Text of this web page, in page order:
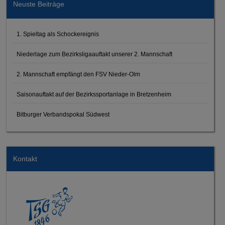
Neuste Beiträge
1. Spieltag als Schockereignis
Niederlage zum Bezirksligaauftakt unserer 2. Mannschaft
2. Mannschaft empfängt den FSV Nieder-Olm
Saisonauftakt auf der Bezirkssportanlage in Bretzenheim
Bitburger Verbandspokal Südwest
Kontakt